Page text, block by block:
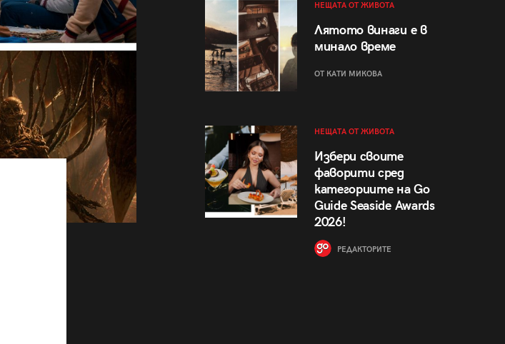
НЕЩАТА ОТ ЖИВОТА
Лятото винаги е в
минало време
ОТ КАТИ МИКОВА
НЕЩАТА ОТ ЖИВОТА
Избери своите
фаворити сред
категориите на Go
Guide Seaside Awards
2026!
РЕДАКТОРИТЕ